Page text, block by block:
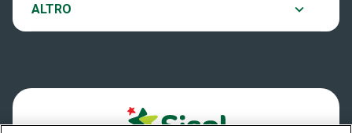
Play Your Date
Dove si gioca
Quanto si vince
ALTRO
Notifiche